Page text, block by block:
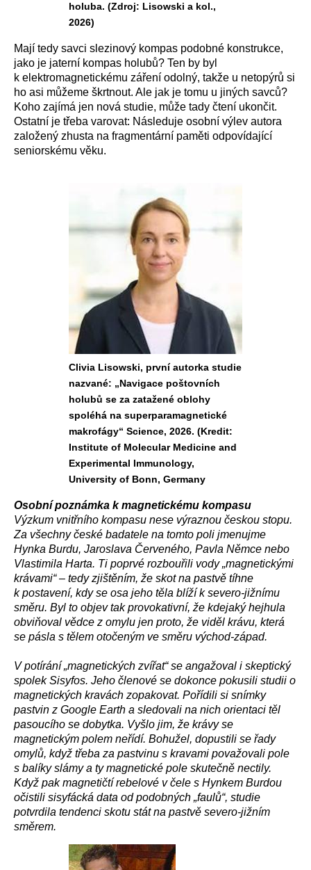
holuba. (Zdroj: Lisowski a kol.,
2026)
Mají tedy savci slezinový kompas podobné konstrukce,
jako je jaterní kompas holubů? Ten by byl
k elektromagnetickému záření odolný, takže u netopýrů si
ho asi můžeme škrtnout. Ale jak je tomu u jiných savců?
Koho zajímá jen nová studie, může tady čtení ukončit.
Ostatní je třeba varovat: Následuje osobní výlev autora
založený zhusta na fragmentární paměti odpovídající
seniorskému věku.
Clivia Lisowski, první autorka studie
nazvané: „Navigace poštovních
holubů se za zatažené oblohy
spoléhá na superparamagnetické
makrofágy“ Science, 2026. (Kredit:
Institute of Molecular Medicine and
Experimental Immunology,
University of Bonn, Germany
Osobní poznámka k magnetickému kompasu
Výzkum vnitřního kompasu nese výraznou českou stopu.
Za všechny české badatele na tomto poli jmenujme
Hynka Burdu, Jaroslava Červeného, Pavla Němce nebo
Vlastimila Harta. Ti poprvé rozbouřili vody „magnetickými
krávami“ – tedy zjištěním, že skot na pastvě tíhne
k postavení, kdy se osa jeho těla blíží k severo-jižnímu
směru. Byl to objev tak provokativní, že kdejaký hejhula
obviňoval vědce z omylu jen proto, že viděl krávu, která
se pásla s tělem otočeným ve směru východ-západ.
V potírání „magnetických zvířat“ se angažoval i skeptický
spolek Sisyfos. Jeho členové se dokonce pokusili studii o
magnetických kravách zopakovat. Pořídili si snímky
pastvin z Google Earth a sledovali na nich orientaci těl
pasoucího se dobytka. Vyšlo jim, že krávy se
magnetickým polem neřídí. Bohužel, dopustili se řady
omylů, když třeba za pastvinu s kravami považovali pole
s balíky slámy a ty magnetické pole skutečně nectily.
Když pak magnetičtí rebelové v čele s Hynkem Burdou
očistili sisyfácká data od podobných „faulů“, studie
potvrdila tendenci skotu stát na pastvě severo-jižním
směrem.